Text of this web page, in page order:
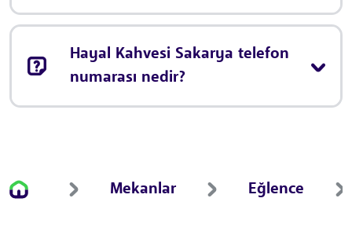
Hayal Kahvesi Sakarya telefon
numarası nedir?
Mekanlar Eğlence